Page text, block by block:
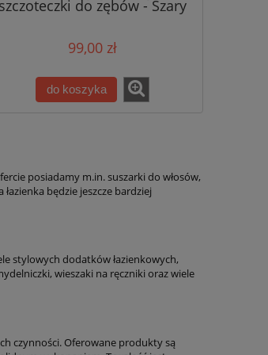
szczoteczki do zębów - Szary
99,00 zł
do koszyka
posiadamy m.in. suszarki do włosów,
będzie jeszcze bardziej
stylowych dodatków łazienkowych,
wieszaki na ręczniki oraz wiele
czynności. Oferowane produkty są